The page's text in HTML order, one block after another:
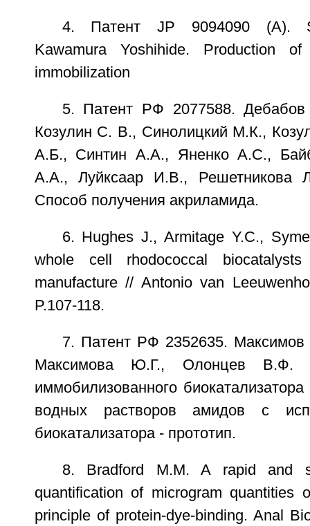
4. Патент JP 9094090 (A).
Kawamura Yoshihide. Production
immobilization
5. Патент РФ 2077588.
Козулин С. В., Синолицкий М.К.,
А.Б., Синтин А.А., Яненко А.С.,
А.А., Луйксаар И.В., Решетникова
Способ получения акриламида.
6. Hughes J., Armitage Y.C.,
whole cell rhodococcal
manufacture // Antonio van
P.107-118.
7. Патент РФ 2352635.
Максимова Ю.Г., Олонцев В.Ф.
иммобилизованного
водных растворов амидов с
биокатализатора - прототип.
8. Bradford M.M. A rapid and
quantification of microgram quantities
principle of protein-dye-binding. Anal